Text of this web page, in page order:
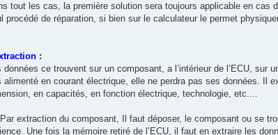
tout les cas, la première solution sera toujours applicable en cas
procédé de réparation, si bien sur le calculateur le permet
:
données ce trouvent sur un composant, a l’intérieur de l’ECU,
alimenté en courant électrique, elle ne perdra pas ses données. Il
en capacités, en fonction électrique, technologie, etc....
extraction du composant, Il faut déposer, le composant ou se
Une fois la mémoire retiré de l’ECU, il faut en extraire les